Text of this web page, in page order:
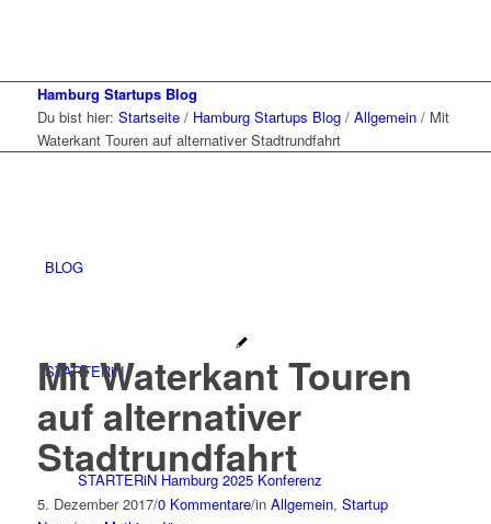
BLOG
STARTERiN
STARTERiN Hamburg 2025 Konferenz
Hamburg Startups Blog
Du bist hier: Startseite / Hamburg Startups Blog / Allgemein / Mit
Waterkant Touren auf alternativer Stadtrundfahrt
Mit Waterkant Touren
auf alternativer
Stadtrundfahrt
5. Dezember 2017/0 Kommentare/in Allgemein, Startup